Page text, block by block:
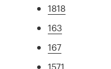
1818
163
167
1571